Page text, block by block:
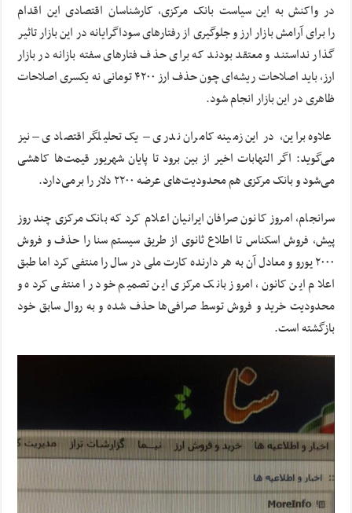
در واکنش به این سیاست بانک مرکزی، کارشناسان اقتصادی این اقدام
را برای آرامش بازار ارز و جلوگیری از رفتارهای سوداگرایانه در این بازار تاثیر
گذار نداستند و معتقد بودند که برای حذف فتارهای سفته‌ بازانه در بازار
ارز، باید اصلاحات ریشه‌ای چون حذف ارز ۴۲۰۰ تومانی نه یکسری اصلاحات
ظاهری در این بازار انجام شود.
علاوه براین، در این زمینه کامران ندری – یک تحلیلگر اقتصادی – نیز
می‌گوید: اگر التهابات اخیر از بین برود تا پایان شهریور قیمت‌ها کاهشی
می‌شود و بانک مرکزی هم محدودیت‌های عرضه ۲۲۰۰ دلار را برمی‌دارد.
سرانجام، امروز کانون صرافان ایرانیان اعلام کرد که بانک مرکزی چند روز
پیش، فروش اسکناس تا اطلاع ثانوی از طریق سیستم سنا را حذف و فروش
۲۰۰۰ یورو و معادل آن به هر دارنده کارت ملی در سال را منتفی کرد اما طبق
اعلام این کانون، امروز بانک مرکزی این تصمیم خود را منتفی کرده و
محدودیت خرید و فروش توسط صرافی‌ها حذف شده و به روال سابق خود
بازگشته است.